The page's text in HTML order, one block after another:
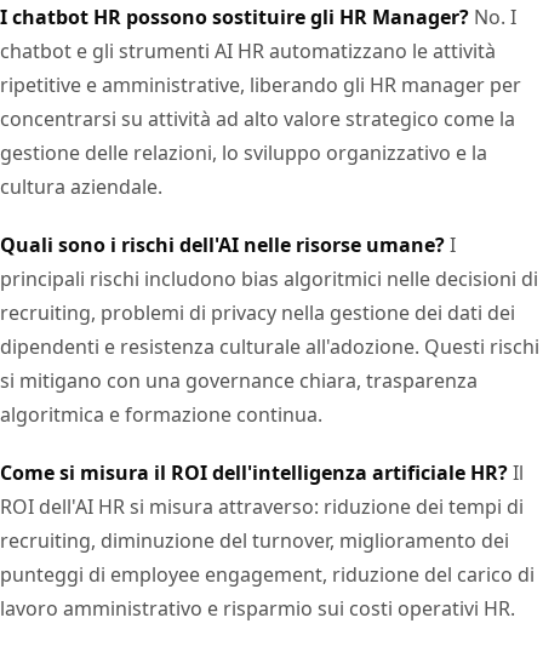
I chatbot HR possono sostituire gli HR Manager? No. I
chatbot e gli strumenti AI HR automatizzano le attività
ripetitive e amministrative, liberando gli HR manager per
concentrarsi su attività ad alto valore strategico come la
gestione delle relazioni, lo sviluppo organizzativo e la
cultura aziendale.
Quali sono i rischi dell'AI nelle risorse umane?I
principali rischi includono bias algoritmici nelle decisioni di
recruiting, problemi di privacy nella gestione dei dati dei
dipendenti e resistenza culturale all'adozione. Questi rischi
si mitigano con una governance chiara, trasparenza
algoritmica e formazione continua.
Come si misura il ROI dell'intelligenza artificiale HR?Il
ROI dell'AI HR si misura attraverso: riduzione dei tempi di
recruiting, diminuzione del turnover, miglioramento dei
punteggi di employee engagement, riduzione del carico di
lavoro amministrativo e risparmio sui costi operativi HR.